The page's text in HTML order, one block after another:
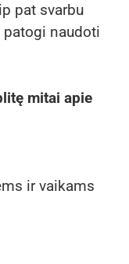
pat svarbu
naudoti
mitai apie
ir vaikams